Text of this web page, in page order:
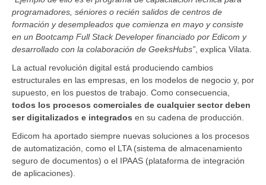
programadores, séniores o recién salidos de centros de
formación y desempleados que comienza en mayo y consiste
en un Bootcamp Full Stack Developer financiado por Edicom y
desarrollado con la colaboración de GeeksHubs” , explica Vilata.
La actual revolución digital está produciendo cambios
estructurales en las empresas, en los modelos de negocio y, por
supuesto, en los puestos de trabajo. Como consecuencia,
todos los procesos comerciales de cualquier sector deben
ser digitalizados e integrados en su cadena de producción.
Edicom ha aportado siempre nuevas soluciones a los procesos
de automatización, como el LTA (sistema de almacenamiento
seguro de documentos) o el IPAAS (plataforma de integración
de aplicaciones).